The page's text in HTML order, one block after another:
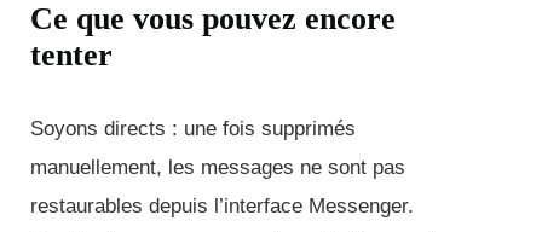
Ce que vous pouvez encore
tenter
Soyons directs : une fois supprimés
manuellement, les messages ne sont pas
restaurables depuis l’interface Messenger.